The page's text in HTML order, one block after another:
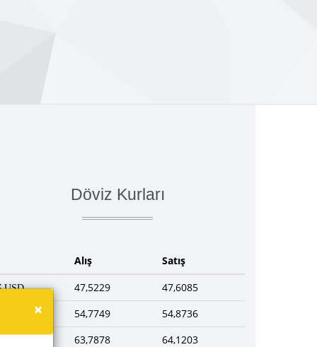
Döviz Kurları
Alış Satış
USD 47,5229 47,6085
54,7749 54,8736
63,7878 64,1203
×